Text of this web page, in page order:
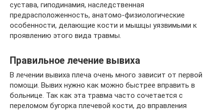
сустава, гиподинамия, наследственная
предрасположенность, анатомо-физиологические
особенности, делающие кости и мышцы уязвимыми к
проявлению этого вида травмы.
Правильное лечение вывиха
В лечении вывиха плеча очень много зависит от первой
помощи. Вывих нужно как можно быстрее вправить в
больнице. Так как эта травма часто сочетается с
переломом бугорка плечевой кости, до вправления